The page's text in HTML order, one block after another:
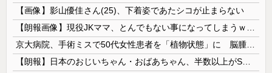
【画像】影山優佳さん(25)、下着姿であたシコが止まらない